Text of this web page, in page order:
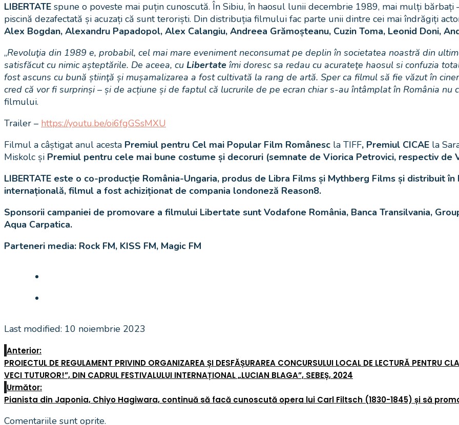
LIBERTATE spune o poveste mai puțin cunoscută. În Sibiu, în haosul lunii decembrie 1989, mai mulți
piscină dezafectată și acuzați că sunt teroriști. Din distribuția filmului fac parte unii dintre cei mai îndrăgiți
Alex Bogdan, Alexandru Papadopol, Alex Calangiu, Andreea Grămoșteanu, Cuzin Toma, Leonid Doni,
„Revoluţia din 1989 e, probabil, cel mai mare eveniment neconsumat pe deplin în societatea noastră din
satisfăcut cu nimic așteptările. De aceea, cu Libertate îmi doresc sa redau cu acurateţe haosul si confuzia
fost ascuns cu bună știinţă și mușamalizarea a fost cultivată la rang de artă. Sper ca filmul să fie văzut în
cred că vor fi surprinși – și de acțiune și de faptul că lucrurile de pe ecran chiar s-au întâmplat în România nu
filmului.
Trailer – https://youtu.be/oi6fgGSsMXU
Filmul a câștigat anul acesta Premiul pentru Cel mai Popular Film Românesc la TIFF, Premiul CICAE la
Miskolc și Premiul pentru cele mai bune costume și decoruri (semnate de Viorica Petrovici, respectiv de
LIBERTATE este o co-producție România-Ungaria, produs de Libra Films și Mythberg Films și distribuit
internațională, filmul a fost achiziționat de compania londoneză Reason8.
Sponsorii campaniei de promovare a filmului Libertate sunt Vodafone România, Banca Transilvania,
Aqua Carpatica.
Parteneri media: Rock FM, KISS FM, Magic FM
Last modified: 10 noiembrie 2023
Anterior:
PROIECTUL DE REGULAMENT PRIVIND ORGANIZAREA ȘI DESFĂȘURAREA CONCURSULUI LOCAL DE LECTURĂ PENTRU
VECI TUTUROR!”, DIN CADRUL FESTIVALULUI INTERNAȚIONAL „LUCIAN BLAGA”, SEBEȘ, 2024
Următor:
Pianista din Japonia, Chiyo Hagiwara, continuă să facă cunoscută opera lui Carl Filtsch (1830-1845) și să
Comentariile sunt oprite.